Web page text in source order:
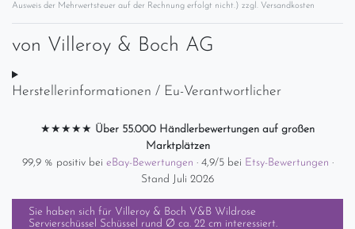
Ausweis der Mehrwertsteuer auf der Rechnung erfolgt nicht.) zzgl. Versandkosten
von Villeroy & Boch AG
Herstellerinformationen / Eu-Verantwortlicher
★★★★★ Über 55.000 Händlerbewertungen auf großen
Marktplätzen
99,9 % positiv bei eBay-Bewertungen · 4,9/5 bei Etsy-Bewertungen ·
Stand Juli 2026
Sie haben sich für Villeroy & Boch V&B Wildrose
Servierschüssel Schüssel rund Ø ca. 22 cm interessiert.